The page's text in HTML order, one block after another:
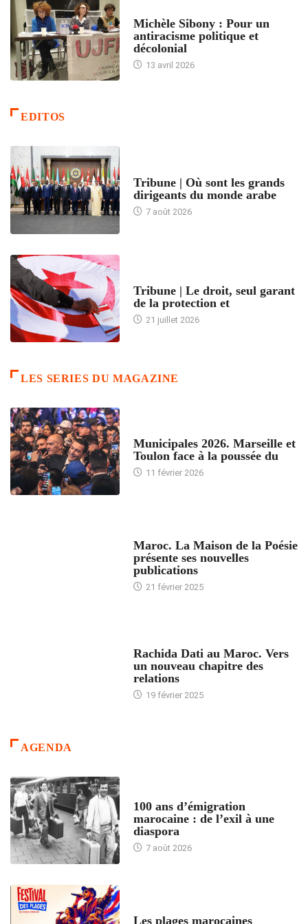
Michèle Sibony : Pour un
antiracisme politique et
décolonial
13 avril 2026
EDITOS
Tribune | Où sont les grands
dirigeants du monde arabe
7 août 2026
Tribune | Le droit, seul garant
de la protection et
21 juillet 2026
LES SERIES DU MAGAZINE
Municipales 2026. Marseille et
Toulon face à la poussée du
11 février 2026
Maroc. La Maison de la Poésie
présente ses nouvelles
publications
21 février 2025
Rachida Dati au Maroc. Vers
un nouveau chapitre des
relations
19 février 2025
AGENDA
100 ans d’émigration
marocaine : de l’exil à une
diaspora
7 août 2026
Les plages marocaines